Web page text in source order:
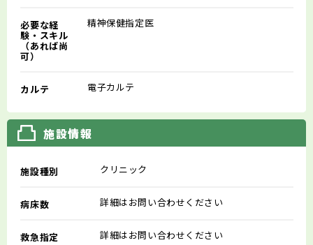
必要な経
験・スキル
（あれば尚
可）
精神保健指定医
カルテ 電子カルテ
施設情報
施設種別 クリニック
病床数 詳細はお問い合わせください
救急指定 詳細はお問い合わせください